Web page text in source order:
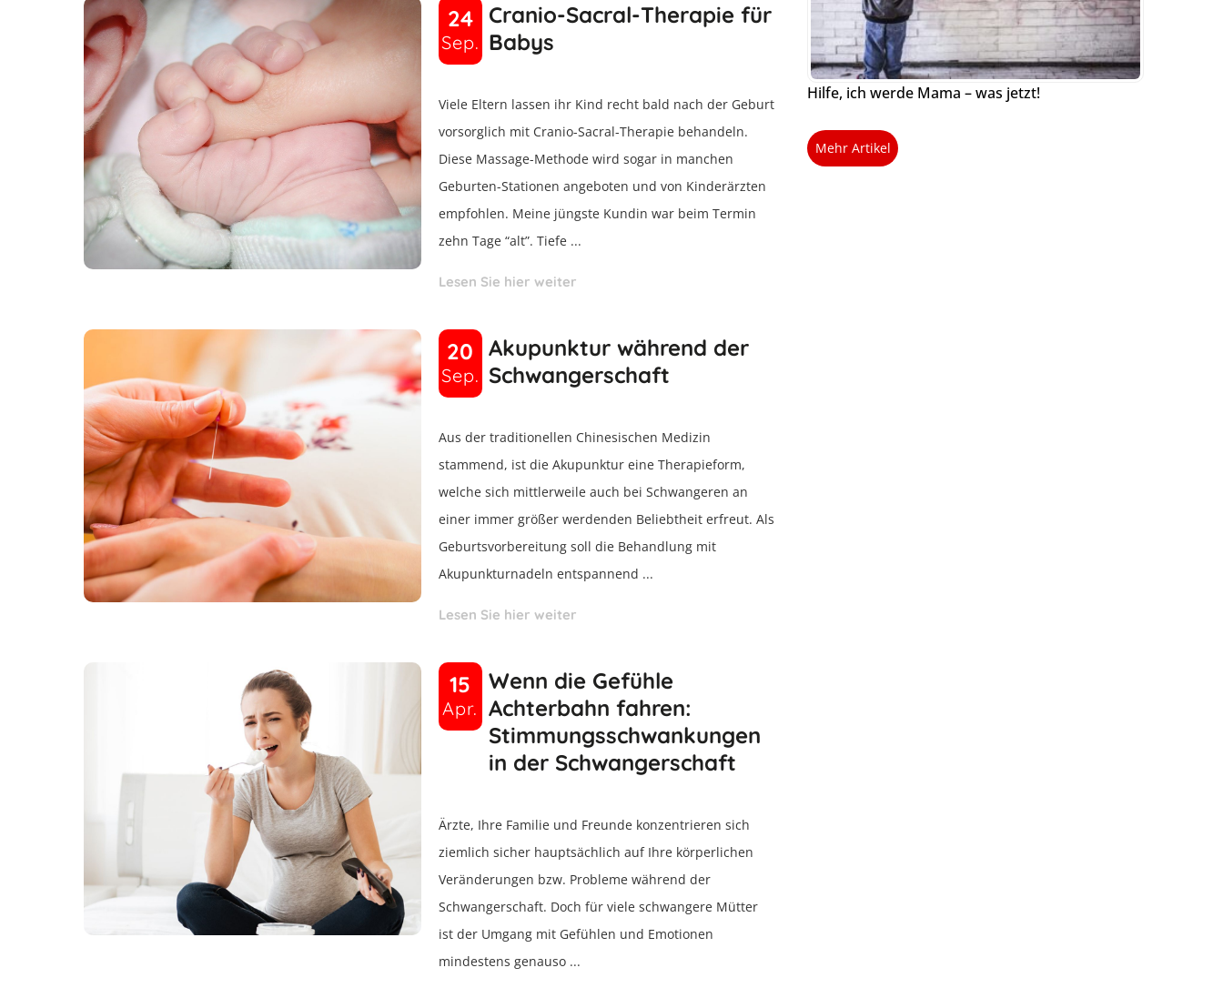
24
Sep.
Cranio-Sacral-Therapie für
Babys
Viele Eltern lassen ihr Kind recht bald nach der Geburt
vorsorglich mit Cranio-Sacral-Therapie behandeln.
Diese Massage-Methode wird sogar in manchen
Geburten-Stationen angeboten und von Kinderärzten
empfohlen. Meine jüngste Kundin war beim Termin
zehn Tage “alt”. Tiefe ...
Lesen Sie hier weiter
20
Sep.
Akupunktur während der
Schwangerschaft
Aus der traditionellen Chinesischen Medizin
stammend, ist die Akupunktur eine Therapieform,
welche sich mittlerweile auch bei Schwangeren an
einer immer größer werdenden Beliebtheit erfreut. Als
Geburtsvorbereitung soll die Behandlung mit
Akupunkturnadeln entspannend ...
Lesen Sie hier weiter
15
Apr.
Wenn die Gefühle
Achterbahn fahren:
Stimmungsschwankungen
in der Schwangerschaft
Ärzte, Ihre Familie und Freunde konzentrieren sich
ziemlich sicher hauptsächlich auf Ihre körperlichen
Veränderungen bzw. Probleme während der
Schwangerschaft. Doch für viele schwangere Mütter
ist der Umgang mit Gefühlen und Emotionen
mindestens genauso ...
Hilfe, ich werde Mama – was jetzt!
Mehr Artikel